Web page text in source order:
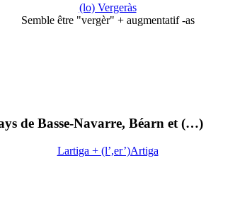
(lo) Vergeràs
Semble être "vergèr" + augmentatif -as
de Basse-Navarre, Béarn et (…)
Lartiga + (l’,er’)Artiga